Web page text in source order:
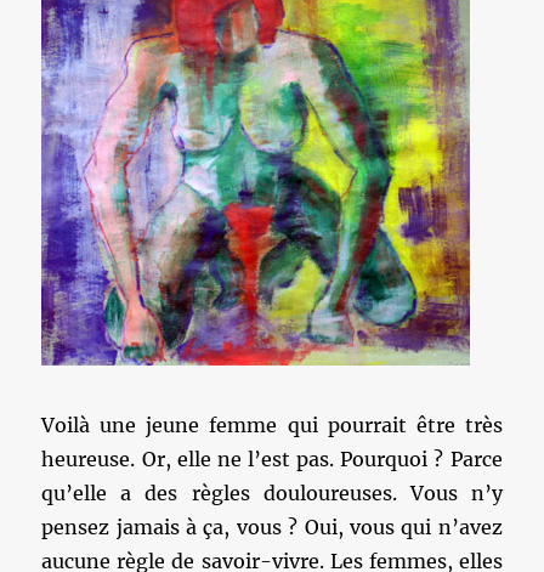
Voilà une jeune femme qui pourrait être très
heureuse. Or, elle ne l’est pas. Pourquoi ? Parce
qu’elle a des règles douloureuses. Vous n’y
pensez jamais à ça, vous ? Oui, vous qui n’avez
aucune règle de savoir-vivre. Les femmes, elles